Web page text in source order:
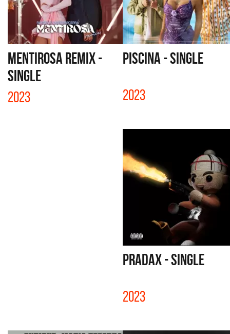
MENTIROSA REMIX -
SINGLE
2023
PISCINA - SINGLE
2023
PRADAX - SINGLE
2023